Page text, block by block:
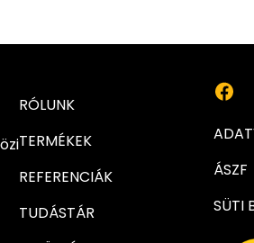
RÓLUNK
TERMÉKEK
REFERENCIÁK
TUDÁSTÁR
ÁSZF
SÜTI